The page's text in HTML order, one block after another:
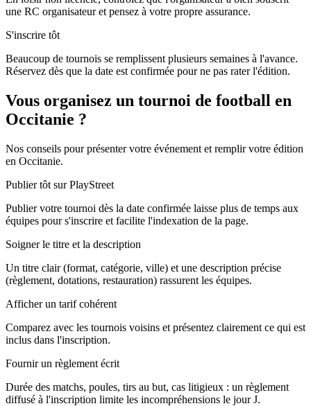
une RC organisateur et pensez à votre propre assurance.
S'inscrire tôt
Beaucoup de tournois se remplissent plusieurs semaines à l'avance.
Réservez dès que la date est confirmée pour ne pas rater l'édition.
Vous organisez un tournoi de football en
Occitanie ?
Nos conseils pour présenter votre événement et remplir votre édition
en Occitanie.
Publier tôt sur PlayStreet
Publier votre tournoi dès la date confirmée laisse plus de temps aux
équipes pour s'inscrire et facilite l'indexation de la page.
Soigner le titre et la description
Un titre clair (format, catégorie, ville) et une description précise
(règlement, dotations, restauration) rassurent les équipes.
Afficher un tarif cohérent
Comparez avec les tournois voisins et présentez clairement ce qui est
inclus dans l'inscription.
Fournir un règlement écrit
Durée des matchs, poules, tirs au but, cas litigieux : un règlement
diffusé à l'inscription limite les incompréhensions le jour J.